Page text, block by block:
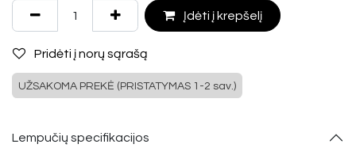
Įdėti į krepšelį
Pridėti į norų sąrašą
UŽSAKOMA PREKĖ (PRISTATYMAS 1-2 sav.)
Lempučių specifikacijos